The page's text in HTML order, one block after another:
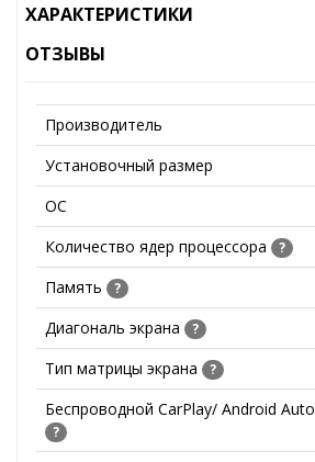
ХАРАКТЕРИСТИКИ
ОТЗЫВЫ
Производитель
Установочный размер
ОС
Количество ядер процессора
?
Память
?
Диагональ экрана
?
Тип матрицы экрана
?
Беспроводной CarPlay/ Android Auto
?